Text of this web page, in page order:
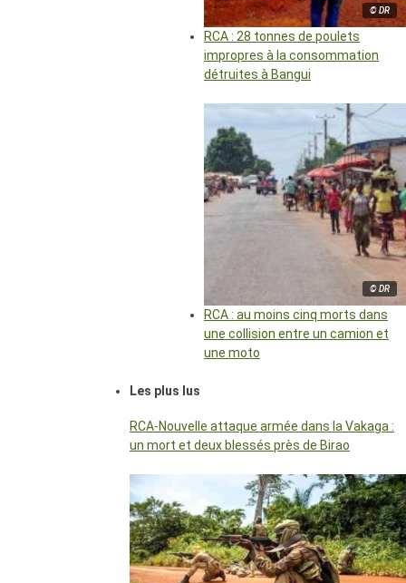
© DR
RCA : 28 tonnes de poulets
impropres à la consommation
détruites à Bangui
© DR
RCA : au moins cinq morts dans
une collision entre un camion et
une moto
Les plus lus
RCA-Nouvelle attaque armée dans la Vakaga :
un mort et deux blessés près de Birao